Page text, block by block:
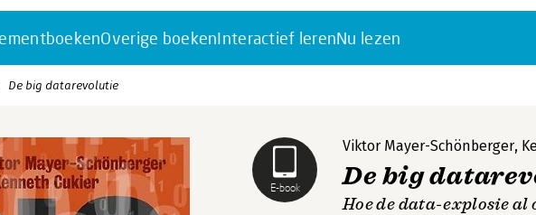
Overige boekenInteractief lerenNu lezen
De big datarevolutie
E-book
Viktor Mayer-Schönberger,
De big
Hoe de data-explosie